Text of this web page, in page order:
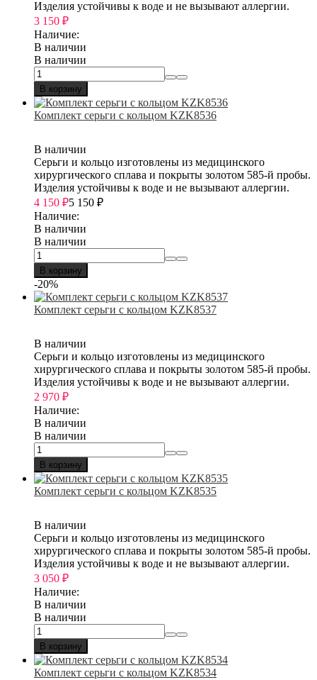
Изделия устойчивы к воде и не вызывают аллергии.
3 150 ₽
Наличие:
В наличии
В наличии
В корзину
Комплект серьги с кольцом KZK8536
В наличии
Серьги и кольцо изготовлены из медицинского
хирургического сплава и покрыты золотом 585-й пробы.
Изделия устойчивы к воде и не вызывают аллергии.
4 150 ₽5 150 ₽
Наличие:
В наличии
В наличии
В корзину
-20%
Комплект серьги с кольцом KZK8537
В наличии
Серьги и кольцо изготовлены из медицинского
хирургического сплава и покрыты золотом 585-й пробы.
Изделия устойчивы к воде и не вызывают аллергии.
2 970 ₽
Наличие:
В наличии
В наличии
В корзину
Комплект серьги с кольцом KZK8535
В наличии
Серьги и кольцо изготовлены из медицинского
хирургического сплава и покрыты золотом 585-й пробы.
Изделия устойчивы к воде и не вызывают аллергии.
3 050 ₽
Наличие:
В наличии
В наличии
В корзину
Комплект серьги с кольцом KZK8534